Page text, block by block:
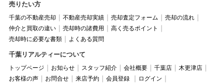
売りたい方
千葉の不動産売却 不動産売却実績 売却査定フォーム
売却の流れ
仲介と買取の違い
売却時の諸費用
高く売るポイント
売却時に必要な書類
よくある質問
千葉リアルティーについて
トップページ お知らせ スタッフ紹介 会社概要 千葉店
木更津店
お客様の声
お問合せ 来店予約 会員登録
ログイン